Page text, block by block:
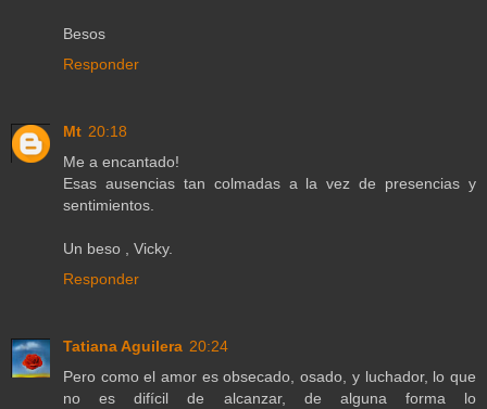
Besos
Responder
Mt 20:18
Me a encantado!
Esas ausencias tan colmadas a la vez de presencias y
sentimientos.
Un beso , Vicky.
Responder
Tatiana Aguilera 20:24
Pero como el amor es obsecado, osado, y luchador, lo que
no es difícil de alcanzar, de alguna forma lo